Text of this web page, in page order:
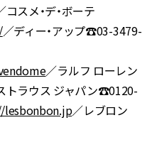
コスメ・デ・ボーテ
／ディー・アップ☎︎03-3479-
／ラルフ ローレン
トラウス ジャパン☎︎0120-
lesbonbon.jp／レブロン